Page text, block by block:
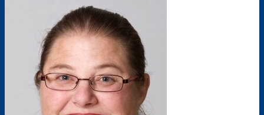
Europaschule
Schule ohne Rassismus